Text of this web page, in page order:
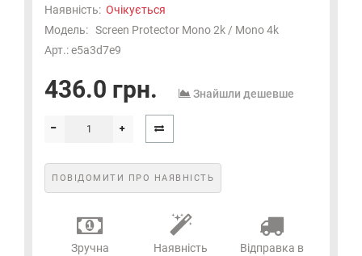
Наявність: Очікується
Модель: Screen Protector Mono 2k / Mono 4k
Арт.: e5a3d7e9
436.0 грн. Знайшли дешевше
ПОВІДОМИТИ ПРО НАЯВНІСТЬ
Зручна
Наявність
Відправка в